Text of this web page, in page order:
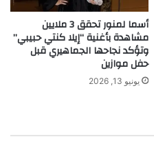
أسما لمنور تحقق 3 ملايين
مشاهدة بأغنية “إيلا كنتي حبيبي”
وتؤكد نجاحها الجماهيري قبل
حفل موازين
يونيو 13, 2026